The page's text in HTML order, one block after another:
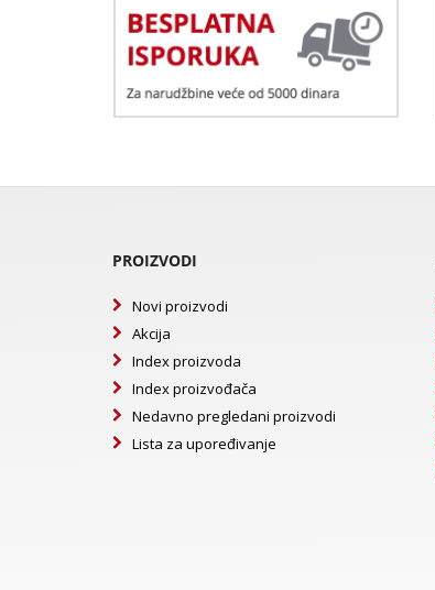
PROIZVODI
Novi proizvodi
Akcija
Index proizvoda
Index proizvođača
Nedavno pregledani proizvodi
Lista za upoređivanje